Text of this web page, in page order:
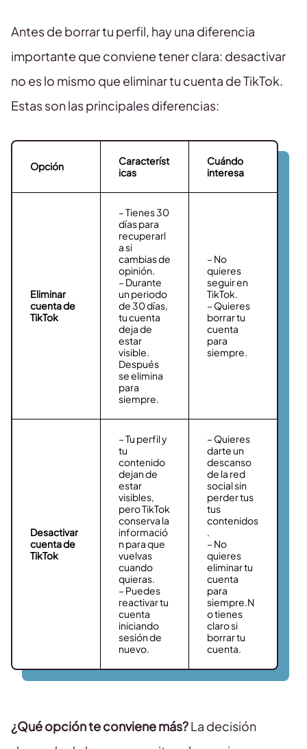
Antes de borrar tu perfil, hay una diferencia
importante que conviene tener clara: desactivar
no es lo mismo que eliminar tu cuenta de TikTok.
Estas son las principales diferencias:
Opción
Característ
icas
Cuándo
interesa
Eliminar
cuenta de
TikTok
– Tienes 30
días para
recuperarl
a si
cambias de
opinión.
– Durante
un periodo
de 30 días,
tu cuenta
deja de
estar
visible.
Después
se elimina
para
siempre.
– No
quieres
seguir en
TikTok.
– Quieres
borrar tu
cuenta
para
siempre.
Desactivar
cuenta de
TikTok
– Tu perfil y
tu
contenido
dejan de
estar
visibles,
pero TikTok
conserva la
informació
n para que
vuelvas
cuando
quieras.
– Puedes
reactivar tu
cuenta
iniciando
sesión de
nuevo.
– Quieres
darte un
descanso
de la red
social sin
perder tus
tus
contenidos
.
– No
quieres
eliminar tu
cuenta
para
siempre.N
o tienes
claro si
borrar tu
cuenta.
¿Qué opción te conviene más?La decisión